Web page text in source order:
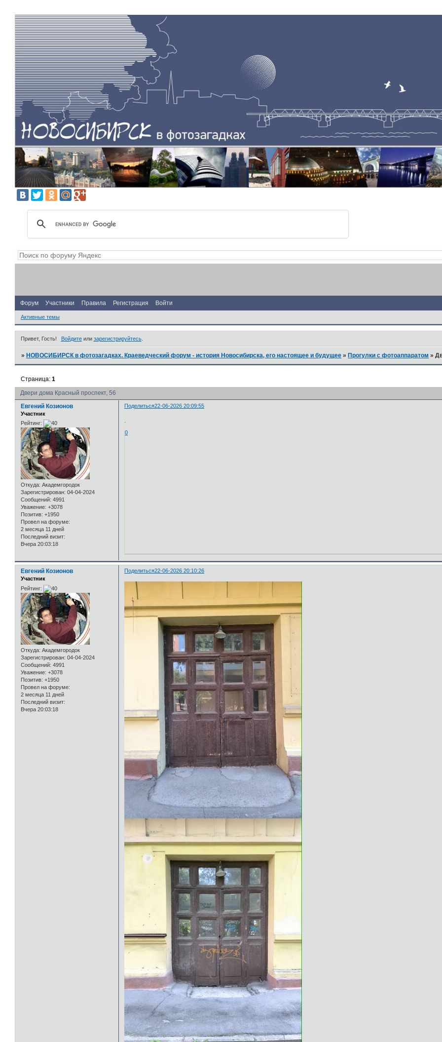
Форум Участники Правила Регистрация Войти
Активные темы
Привет, Гость! Войдитеили зарегистрируйтесь.
»НОВОСИБИРСК в фотозагадках. Краеведческий форум - история Новосибирска, его настоящее и будущее »Прогулки с фотоаппаратом »
Двери дома Красный проспект, 56
Страница:1
Поделиться22-06-2026 20:09:55
Евгений Козионов
Участник
Рейтинг:
Откуда: Академгородок
Зарегистрирован: 04-04-2024
Сообщений: 4991
Уважение: +3078
Позитив: +1950
Провел на форуме:
2 месяца 11 дней
Последний визит:
Вчера 20:03:18
0
Поделиться22-06-2026 20:10:26
Евгений Козионов
Участник
Рейтинг:
Откуда: Академгородок
Зарегистрирован: 04-04-2024
Сообщений: 4991
Уважение: +3078
Позитив: +1950
Провел на форуме:
2 месяца 11 дней
Последний визит:
Вчера 20:03:18